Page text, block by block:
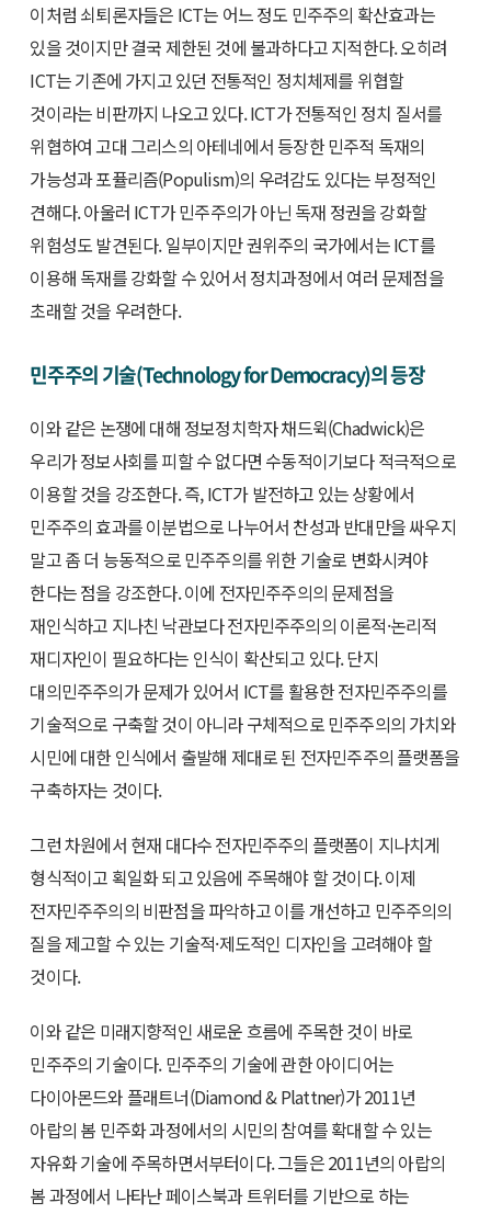
이처럼 쇠퇴론자들은 ICT는 어느 정도 민주주의 확산효과는
있을 것이지만 결국 제한된 것에 불과하다고 지적한다. 오히려
ICT는 기존에 가지고 있던 전통적인 정치체제를 위협할
것이라는 비판까지 나오고 있다. ICT가 전통적인 정치 질서를
위협하여 고대 그리스의 아테네에서 등장한 민주적 독재의
가능성과 포퓰리즘(Populism)의 우려감도 있다는 부정적인
견해다. 아울러 ICT가 민주주의가 아닌 독재 정권을 강화할
위험성도 발견된다. 일부이지만 권위주의 국가에서는 ICT를
이용해 독재를 강화할 수 있어서 정치과정에서 여러 문제점을
초래할 것을 우려한다.
민주주의 기술(Technology for Democracy)의 등장
이와 같은 논쟁에 대해 정보정치학자 채드윅(Chadwick)은
우리가 정보사회를 피할 수 없다면 수동적이기보다 적극적으로
이용할 것을 강조한다. 즉, ICT가 발전하고 있는 상황에서
민주주의 효과를 이분법으로 나누어서 찬성과 반대만을 싸우지
말고 좀 더 능동적으로 민주주의를 위한 기술로 변화시켜야
한다는 점을 강조한다. 이에 전자민주주의의 문제점을
재인식하고 지나친 낙관보다 전자민주주의의 이론적·논리적
재디자인이 필요하다는 인식이 확산되고 있다. 단지
대의민주주의가 문제가 있어서 ICT를 활용한 전자민주주의를
기술적으로 구축할 것이 아니라 구체적으로 민주주의의 가치와
시민에 대한 인식에서 출발해 제대로 된 전자민주주의 플랫폼을
구축하자는 것이다.
그런 차원에서 현재 대다수 전자민주주의 플랫폼이 지나치게
형식적이고 획일화 되고 있음에 주목해야 할 것이다. 이제
전자민주주의의 비판점을 파악하고 이를 개선하고 민주주의의
질을 제고할 수 있는 기술적·제도적인 디자인을 고려해야 할
것이다.
이와 같은 미래지향적인 새로운 흐름에 주목한 것이 바로
민주주의 기술이다. 민주주의 기술에 관한 아이디어는
다이아몬드와 플래트너(Diamond & Plattner)가 2011년
아랍의 봄 민주화 과정에서의 시민의 참여를 확대할 수 있는
자유화 기술에 주목하면서부터이다. 그들은 2011년의 아랍의
봄 과정에서 나타난 페이스북과 트위터를 기반으로 하는